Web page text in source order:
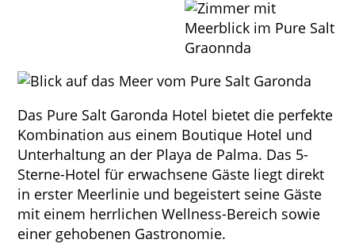
Das Pure Salt Garonda Hotel bietet die perfekte
Kombination aus einem Boutique Hotel und
Unterhaltung an der Playa de Palma. Das 5-
Sterne-Hotel für erwachsene Gäste liegt direkt
in erster Meerlinie und begeistert seine Gäste
mit einem herrlichen Wellness-Bereich sowie
einer gehobenen Gastronomie.